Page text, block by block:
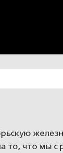
то, что мы с